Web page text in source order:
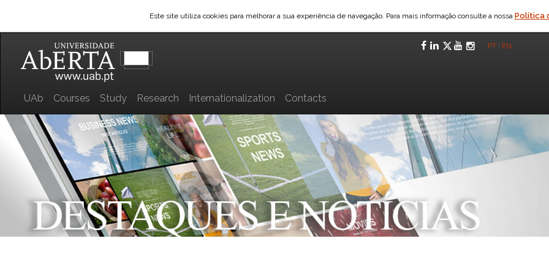
Este site utiliza cookies para melhorar a sua experiência de navegação. Para mais informação consulte a nossa Política
Facebook
LinkedIn
Twitter
YouTube
PT EN
UAb Courses Study Research Internationalization Contacts